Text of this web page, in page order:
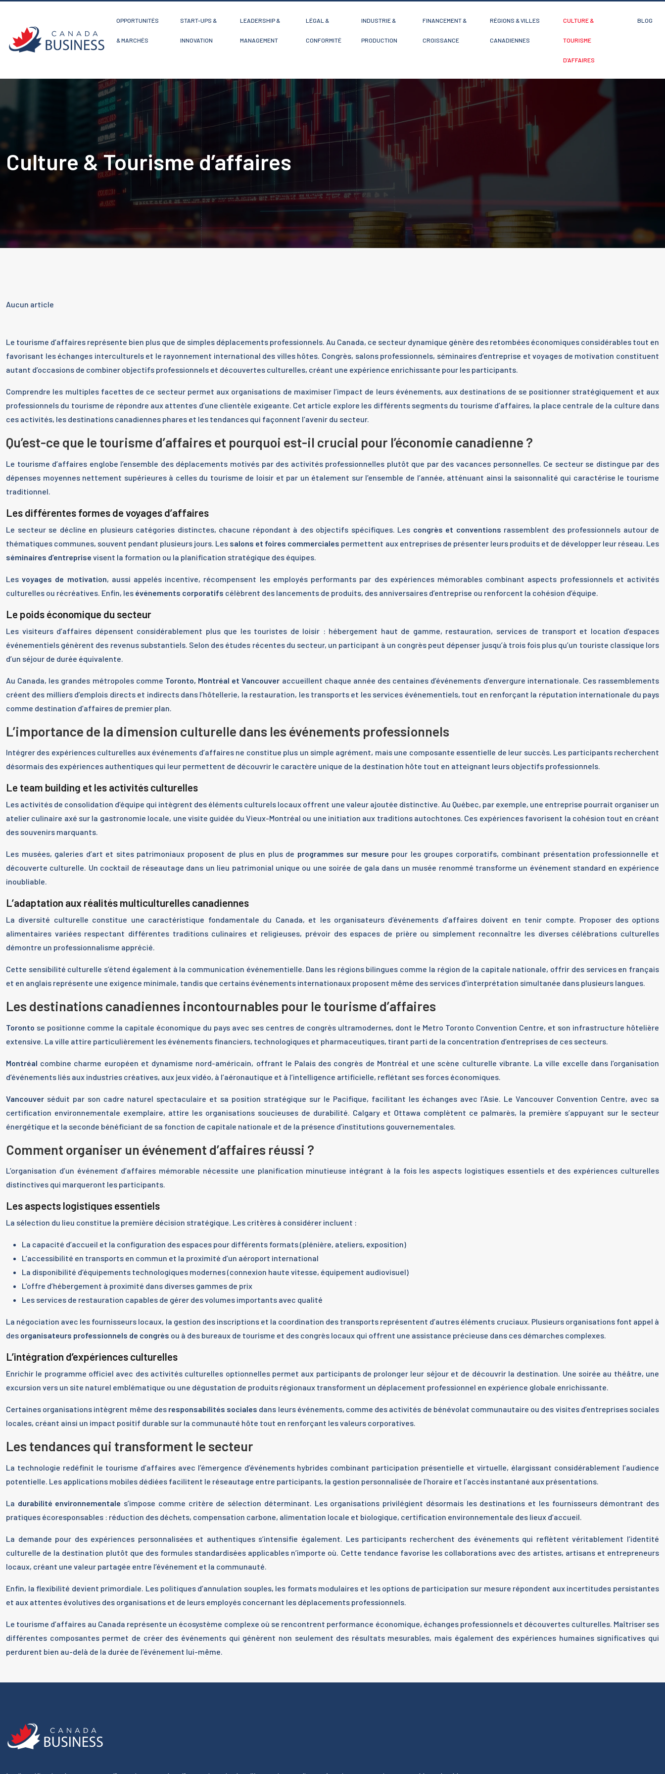
OPPORTUNITÉS
& MARCHÉS
START-UPS &
INNOVATION
LEADERSHIP &
MANAGEMENT
LÉGAL &
CONFORMITÉ
INDUSTRIE &
PRODUCTION
FINANCEMENT &
CROISSANCE
RÉGIONS & VILLES
CANADIENNES
CULTURE &
TOURISME
D’AFFAIRES
BLOG
Culture & Tourisme d’affaires
Aucun article
Le tourisme d’affaires représente bien plus que de simples déplacements professionnels. Au Canada, ce secteur dynamique génère des retombées économiques considérables tout en
favorisant les échanges interculturels et le rayonnement international des villes hôtes. Congrès, salons professionnels, séminaires d’entreprise et voyages de motivation constituent
autant d’occasions de combiner objectifs professionnels et découvertes culturelles, créant une expérience enrichissante pour les participants.
Comprendre les multiples facettes de ce secteur permet aux organisations de maximiser l’impact de leurs événements, aux destinations de se positionner stratégiquement et aux
professionnels du tourisme de répondre aux attentes d’une clientèle exigeante. Cet article explore les différents segments du tourisme d’affaires, la place centrale de la culture dans
ces activités, les destinations canadiennes phares et les tendances qui façonnent l’avenir du secteur.
Qu’est-ce que le tourisme d’affaires et pourquoi est-il crucial pour l’économie canadienne ?
Le tourisme d’affaires englobe l’ensemble des déplacements motivés par des activités professionnelles plutôt que par des vacances personnelles. Ce secteur se distingue par des
dépenses moyennes nettement supérieures à celles du tourisme de loisir et par un étalement sur l’ensemble de l’année, atténuant ainsi la saisonnalité qui caractérise le tourisme
traditionnel.
Les différentes formes de voyages d’affaires
Le secteur se décline en plusieurs catégories distinctes, chacune répondant à des objectifs spécifiques. Les congrès et conventions rassemblent des professionnels autour de
thématiques communes, souvent pendant plusieurs jours. Les salons et foires commerciales permettent aux entreprises de présenter leurs produits et de développer leur réseau. Les
séminaires d’entreprise visent la formation ou la planification stratégique des équipes.
Lesvoyages de motivation, aussi appelés incentive, récompensent les employés performants par des expériences mémorables combinant aspects professionnels et activités
culturelles ou récréatives. Enfin, les événements corporatifs célèbrent des lancements de produits, des anniversaires d’entreprise ou renforcent la cohésion d’équipe.
Le poids économique du secteur
Les visiteurs d’affaires dépensent considérablement plus que les touristes de loisir : hébergement haut de gamme, restauration, services de transport et location d’espaces
événementiels génèrent des revenus substantiels. Selon des études récentes du secteur, un participant à un congrès peut dépenser jusqu’à trois fois plus qu’un touriste classique lors
d’un séjour de durée équivalente.
Au Canada, les grandes métropoles comme Toronto, Montréal et Vancouver accueillent chaque année des centaines d’événements d’envergure internationale. Ces rassemblements
créent des milliers d’emplois directs et indirects dans l’hôtellerie, la restauration, les transports et les services événementiels, tout en renforçant la réputation internationale du pays
comme destination d’affaires de premier plan.
L’importance de la dimension culturelle dans les événements professionnels
Intégrer des expériences culturelles aux événements d’affaires ne constitue plus un simple agrément, mais une composante essentielle de leur succès. Les participants recherchent
désormais des expériences authentiques qui leur permettent de découvrir le caractère unique de la destination hôte tout en atteignant leurs objectifs professionnels.
Le team building et les activités culturelles
Les activités de consolidation d’équipe qui intègrent des éléments culturels locaux offrent une valeur ajoutée distinctive. Au Québec, par exemple, une entreprise pourrait organiser un
atelier culinaire axé sur la gastronomie locale, une visite guidée du Vieux-Montréal ou une initiation aux traditions autochtones. Ces expériences favorisent la cohésion tout en créant
des souvenirs marquants.
Les musées, galeries d’art et sites patrimoniaux proposent de plus en plus de programmes sur mesure pour les groupes corporatifs, combinant présentation professionnelle et
découverte culturelle. Un cocktail de réseautage dans un lieu patrimonial unique ou une soirée de gala dans un musée renommé transforme un événement standard en expérience
inoubliable.
L’adaptation aux réalités multiculturelles canadiennes
La diversité culturelle constitue une caractéristique fondamentale du Canada, et les organisateurs d’événements d’affaires doivent en tenir compte. Proposer des options
alimentaires variées respectant différentes traditions culinaires et religieuses, prévoir des espaces de prière ou simplement reconnaître les diverses célébrations culturelles
démontre un professionnalisme apprécié.
Cette sensibilité culturelle s’étend également à la communication événementielle. Dans les régions bilingues comme la région de la capitale nationale, offrir des services en français
et en anglais représente une exigence minimale, tandis que certains événements internationaux proposent même des services d’interprétation simultanée dans plusieurs langues.
Les destinations canadiennes incontournables pour le tourisme d’affaires
Toronto se positionne comme la capitale économique du pays avec ses centres de congrès ultramodernes, dont le Metro Toronto Convention Centre, et son infrastructure hôtelière
extensive. La ville attire particulièrement les événements financiers, technologiques et pharmaceutiques, tirant parti de la concentration d’entreprises de ces secteurs.
Montréal combine charme européen et dynamisme nord-américain, offrant le Palais des congrès de Montréal et une scène culturelle vibrante. La ville excelle dans l’organisation
d’événements liés aux industries créatives, aux jeux vidéo, à l’aéronautique et à l’intelligence artificielle, reflétant ses forces économiques.
Vancouver séduit par son cadre naturel spectaculaire et sa position stratégique sur le Pacifique, facilitant les échanges avec l’Asie. Le Vancouver Convention Centre, avec sa
certification environnementale exemplaire, attire les organisations soucieuses de durabilité. Calgary et Ottawa complètent ce palmarès, la première s’appuyant sur le secteur
énergétique et la seconde bénéficiant de sa fonction de capitale nationale et de la présence d’institutions gouvernementales.
Comment organiser un événement d’affaires réussi ?
L’organisation d’un événement d’affaires mémorable nécessite une planification minutieuse intégrant à la fois les aspects logistiques essentiels et des expériences culturelles
distinctives qui marqueront les participants.
Les aspects logistiques essentiels
La sélection du lieu constitue la première décision stratégique. Les critères à considérer incluent :
La capacité d’accueil et la configuration des espaces pour différents formats (plénière, ateliers, exposition)
L’accessibilité en transports en commun et la proximité d’un aéroport international
La disponibilité d’équipements technologiques modernes (connexion haute vitesse, équipement audiovisuel)
L’offre d’hébergement à proximité dans diverses gammes de prix
Les services de restauration capables de gérer des volumes importants avec qualité
La négociation avec les fournisseurs locaux, la gestion des inscriptions et la coordination des transports représentent d’autres éléments cruciaux. Plusieurs organisations font appel à
des organisateurs professionnels de congrès ou à des bureaux de tourisme et des congrès locaux qui offrent une assistance précieuse dans ces démarches complexes.
L’intégration d’expériences culturelles
Enrichir le programme officiel avec des activités culturelles optionnelles permet aux participants de prolonger leur séjour et de découvrir la destination. Une soirée au théâtre, une
excursion vers un site naturel emblématique ou une dégustation de produits régionaux transforment un déplacement professionnel en expérience globale enrichissante.
Certaines organisations intègrent même des responsabilités sociales dans leurs événements, comme des activités de bénévolat communautaire ou des visites d’entreprises sociales
locales, créant ainsi un impact positif durable sur la communauté hôte tout en renforçant les valeurs corporatives.
Les tendances qui transforment le secteur
La technologie redéfinit le tourisme d’affaires avec l’émergence d’événements hybrides combinant participation présentielle et virtuelle, élargissant considérablement l’audience
potentielle. Les applications mobiles dédiées facilitent le réseautage entre participants, la gestion personnalisée de l’horaire et l’accès instantané aux présentations.
La durabilité environnementale s’impose comme critère de sélection déterminant. Les organisations privilégient désormais les destinations et les fournisseurs démontrant des
pratiques écoresponsables : réduction des déchets, compensation carbone, alimentation locale et biologique, certification environnementale des lieux d’accueil.
La demande pour des expériences personnalisées et authentiques s’intensifie également. Les participants recherchent des événements qui reflètent véritablement l’identité
culturelle de la destination plutôt que des formules standardisées applicables n’importe où. Cette tendance favorise les collaborations avec des artistes, artisans et entrepreneurs
locaux, créant une valeur partagée entre l’événement et la communauté.
Enfin, la flexibilité devient primordiale. Les politiques d’annulation souples, les formats modulaires et les options de participation sur mesure répondent aux incertitudes persistantes
et aux attentes évolutives des organisations et de leurs employés concernant les déplacements professionnels.
Le tourisme d’affaires au Canada représente un écosystème complexe où se rencontrent performance économique, échanges professionnels et découvertes culturelles. Maîtriser ses
différentes composantes permet de créer des événements qui génèrent non seulement des résultats mesurables, mais également des expériences humaines significatives qui
perdurent bien au-delà de la durée de l’événement lui-même.